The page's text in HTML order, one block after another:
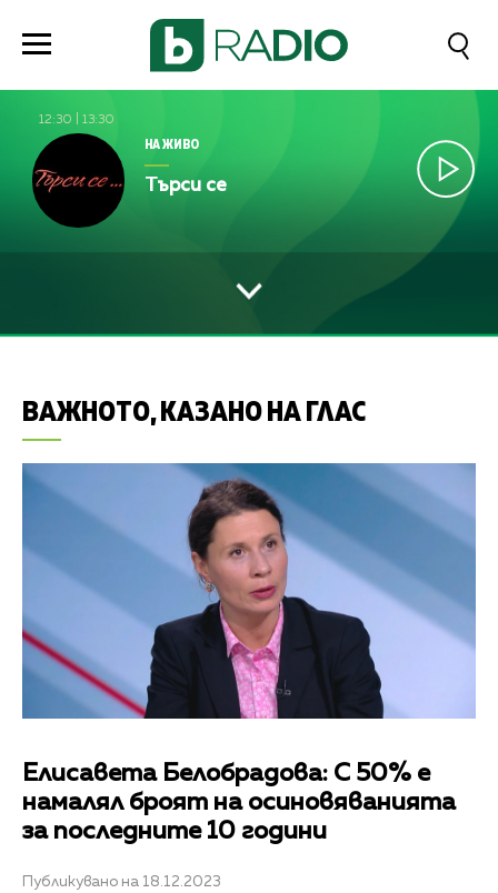
12:30 13:30
НА ЖИВО
Търси се
ВАЖНОТО, КАЗАНО НА ГЛАС
Елисавета Белобрадова: С 50% е
намалял броят на осиновяванията
за последните 10 години
Публикувано на 18.12.2023